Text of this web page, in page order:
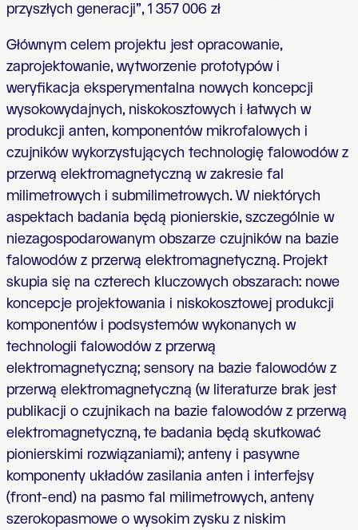
przyszłych generacji”, 1 357 006 zł
Głównym celem projektu jest opracowanie,
zaprojektowanie, wytworzenie prototypów i
weryfikacja eksperymentalna nowych koncepcji
wysokowydajnych, niskokosztowych i łatwych w
produkcji anten, komponentów mikrofalowych i
czujników wykorzystujących technologię falowodów z
przerwą elektromagnetyczną w zakresie fal
milimetrowych i submilimetrowych. W niektórych
aspektach badania będą pionierskie, szczególnie w
niezagospodarowanym obszarze czujników na bazie
falowodów z przerwą elektromagnetyczną. Projekt
skupia się na czterech kluczowych obszarach: nowe
koncepcje projektowania i niskokosztowej produkcji
komponentów i podsystemów wykonanych w
technologii falowodów z przerwą
elektromagnetyczną; sensory na bazie falowodów z
przerwą elektromagnetyczną (w literaturze brak jest
publikacji o czujnikach na bazie falowodów z przerwą
elektromagnetyczną, te badania będą skutkować
pionierskimi rozwiązaniami); anteny i pasywne
komponenty układów zasilania anten i interfejsy
(front-end) na pasmo fal milimetrowych, anteny
szerokopasmowe o wysokim zysku z niskim